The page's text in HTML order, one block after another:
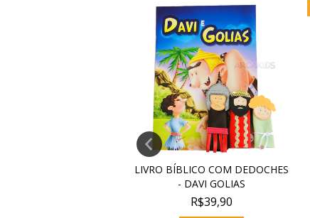
LIVRO BÍBLICO COM DEDOCHES
- DAVI GOLIAS
R$39,90